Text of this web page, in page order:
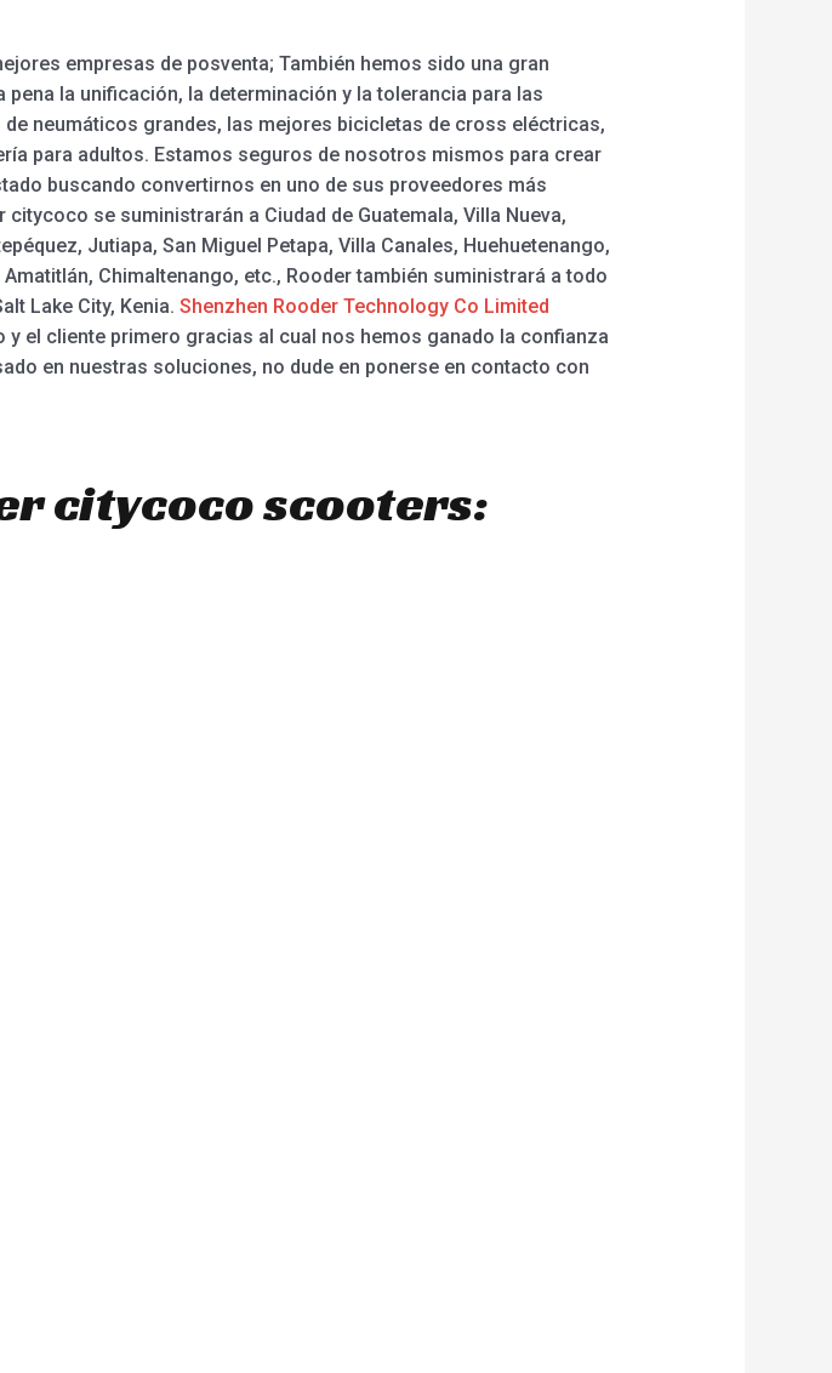
empresas de posventa; También hemos sido una gran
la unificación, la determinación y la tolerancia para las
neumáticos grandes, las mejores bicicletas de cross eléctricas,
para adultos. Estamos seguros de nosotros mismos para crear
buscando convertirnos en uno de sus proveedores más
se suministrarán a Ciudad de Guatemala, Villa Nueva,
Jutiapa, San Miguel Petapa, Villa Canales, Huehuetenango,
Chimaltenango, etc., Rooder también suministrará a todo
Lake City, Kenia. Shenzhen Rooder Technology Co Limited
el cliente primero gracias al cual nos hemos ganado la confianza
en nuestras soluciones, no dude en ponerse en contacto con
citycoco scooters: